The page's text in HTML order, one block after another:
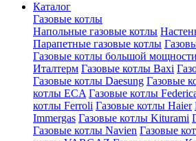
Каталог
Газовые котлы
Напольные газовые котлы
Парапетные газовые котлы
Газовые котлы большой мощности
Италтерм Газовые котлы Baxi
Газовые котлы Daesung Газовые
котлы ECA Газовые котлы
котлы Ferroli Газовые котлы Haier
Immergas Газовые котлы Kiturami
Газовые котлы Navien Газовые